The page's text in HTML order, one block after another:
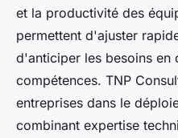
et la productivité des
permettent d'ajuster
d'anticiper les besoins en
compétences. TNP
entreprises dans le
combinant expertise